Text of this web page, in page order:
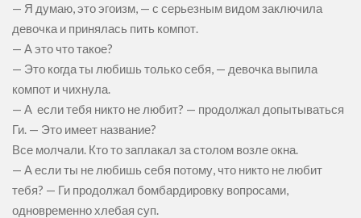
— Я думаю, это эгоизм, — с серьезным видом заключила
девочка и принялась пить компот.
— А это что такое?
— Это когда ты любишь только себя, — девочка выпила
компот и чихнула.
— А если тебя никто не любит? — продолжал допытываться
Ги. — Это имеет название?
Все молчали. Кто то заплакал за столом возле окна.
— А если ты не любишь себя потому, что никто не любит
тебя? — Ги продолжал бомбардировку вопросами,
одновременно хлебая суп.